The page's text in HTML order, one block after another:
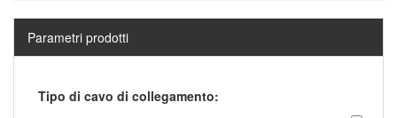
Parametri prodotti
Tipo di cavo di collegamento: